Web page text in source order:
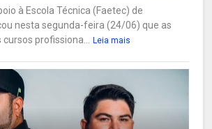
à Escola Técnica (Faetec) de
nesta segunda-feira (24/06) que as
profissiona...
Leia mais